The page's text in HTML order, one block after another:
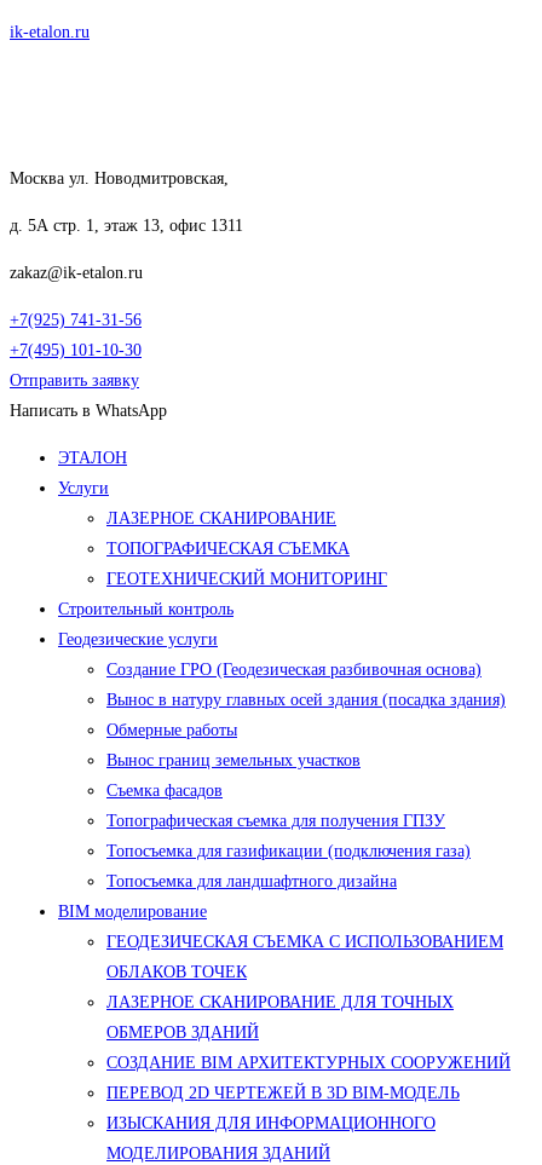
Перейти
ik-etalon.ru
Москва ул. Новодмитровская,
д. 5А стр. 1, этаж 13, офис 1311
zakaz@ik-etalon.ru
+7(925) 741-31-56
+7(495) 101-10-30
Отправить заявку
Написать в WhatsApp
Меню
ЭТАЛОН
Услуги
ЛАЗЕРНОЕ СКАНИРОВАНИЕ
ТОПОГРАФИЧЕСКАЯ СЪЕМКА
ГЕОТЕХНИЧЕСКИЙ МОНИТОРИНГ
Строительный контроль
Геодезические услуги
Создание ГРО (Геодезическая разбивочная основа)
Вынос в натуру главных осей здания (посадка здания)
Обмерные работы
Вынос границ земельных участков
Съемка фасадов
Топографическая съемка для получения ГПЗУ
Топосъемка для газификации (подключения газа)
Топосъемка для ландшафтного дизайна
BIM моделирование
ГЕОДЕЗИЧЕСКАЯ СЪЕМКА С ИСПОЛЬЗОВАНИЕМ
ОБЛАКОВ ТОЧЕК
ЛАЗЕРНОЕ СКАНИРОВАНИЕ ДЛЯ ТОЧНЫХ
ОБМЕРОВ ЗДАНИЙ
СОЗДАНИЕ BIM АРХИТЕКТУРНЫХ СООРУЖЕНИЙ
ПЕРЕВОД 2D ЧЕРТЕЖЕЙ В 3D BIM-МОДЕЛЬ
ИЗЫСКАНИЯ ДЛЯ ИНФОРМАЦИОННОГО
МОДЕЛИРОВАНИЯ ЗДАНИЙ